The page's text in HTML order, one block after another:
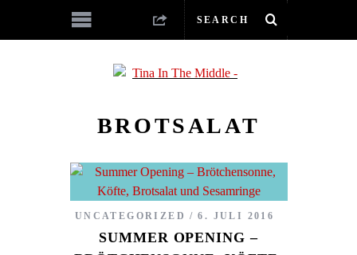
BROTSALAT
UNCATEGORIZED 6. JULI 2016
SUMMER OPENING –